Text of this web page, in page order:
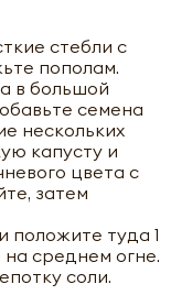
стебли с
пополам.
в большой
семена
нескольких
капусту и
цвета с
затем
положите туда 1
среднем огне.
соли.